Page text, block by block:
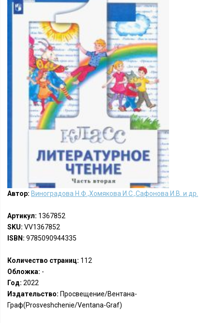
Автор: Виноградова Н.Ф.,Хомякова И.С.,Сафонова И.В. и др.
Артикул: 1367852
SKU: VV1367852
ISBN: 9785090944335
Количество страниц: 112
Обложка: -
Год: 2022
Издательство: Просвещение/Вентана-
Граф(Prosveshchenie/Ventana-Graf)